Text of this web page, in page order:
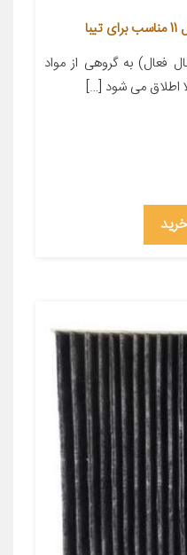
فعال) به گروهی از مواد
اطلاق می شود […]